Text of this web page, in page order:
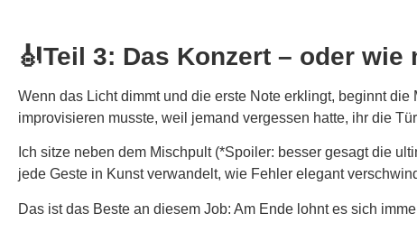
🎻Teil 3: Das Konzert – oder
Wenn das Licht dimmt und die erste Note erklingt, beginnt
improvisieren musste, weil jemand vergessen hatte, ihr die
Ich sitze neben dem Mischpult (*Spoiler: besser gesagt die
jede Geste in Kunst verwandelt, wie Fehler elegant
Das ist das Beste an diesem Job: Am Ende lohnt es sich